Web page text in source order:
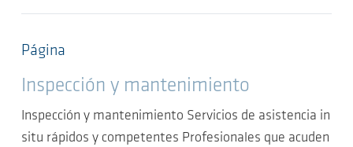
Página
Inspección y mantenimiento
Inspección y mantenimiento Servicios de asistencia in
situ rápidos y competentes Profesionales que acuden